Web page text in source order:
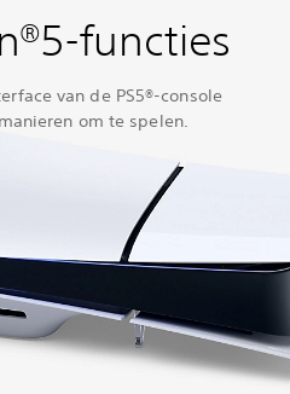
functies
van de PS5®-console
om te spelen.